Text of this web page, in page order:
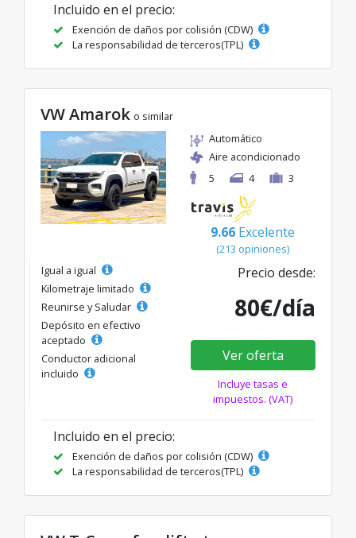
Incluido en el precio:
Exención de daños por colisión (CDW)
La responsabilidad de terceros(TPL)
VW Amarok o similar
Automático
Aire acondicionado
5
4 3
9.66 Excelente
(213 opiniones)
Igual a igual
Kilometraje limitado
Reunirse y Saludar
Depósito en efectivo
aceptado
Conductor adicional
incluido
Precio desde:
80€/día
Ver oferta
Incluye tasas e
impuestos. (VAT)
Incluido en el precio:
Exención de daños por colisión (CDW)
La responsabilidad de terceros(TPL)